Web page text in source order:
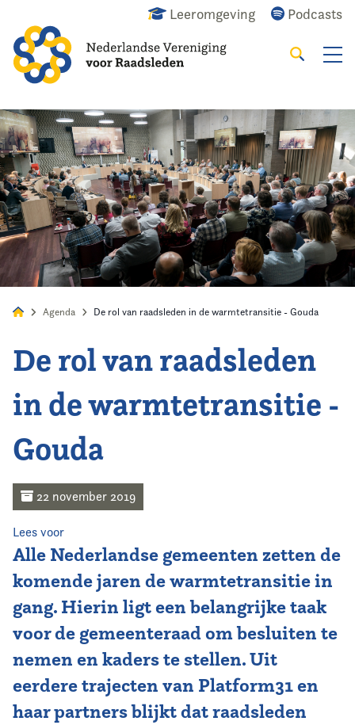
Leeromgeving Podcasts
Alles Nieuws Agenda Raadslid
Zoeken
Home
Agenda
Nieuws
Opleiding
Kennis & Informatie
Vereniging
Contact
Agenda De rol van raadsleden in de warmtetransitie - Gouda
De rol van raadsleden
in de warmtetransitie -
Gouda
22 november 2019
Lees voor
Alle Nederlandse gemeenten zetten de
komende jaren de warmtetransitie in
gang. Hierin ligt een belangrijke taak
voor de gemeenteraad om besluiten te
nemen en kaders te stellen. Uit
eerdere trajecten van Platform31 en
haar partners blijkt dat raadsleden